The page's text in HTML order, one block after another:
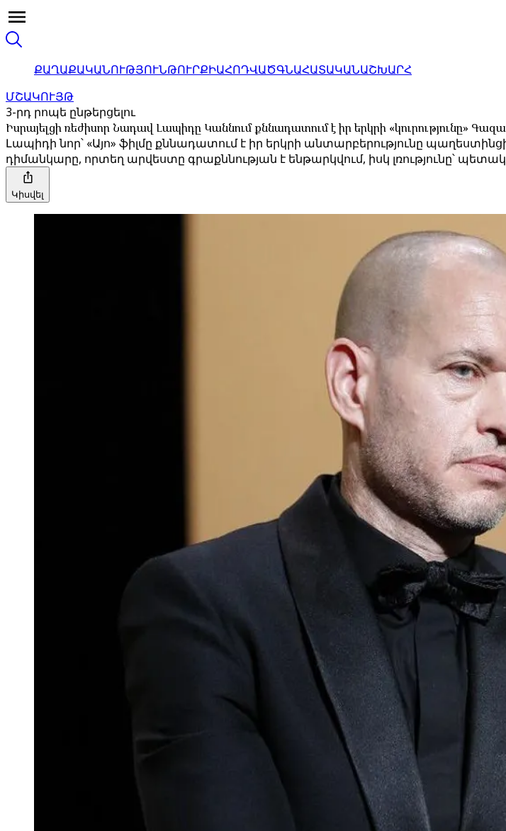
ՔԱՂԱՔԱԿԱՆՈՒԹՅՈՒՆԹՈՒՐՔԻԱՀՈԴՎԱԾԳՆԱՀԱՏԱԿԱՆԱՇԽԱՐՀ
ՄՇԱԿՈՒՅԹ
3-րդ րոպե ընթերցելու
Իսրայելցի ռեժիսոր Նադավ Լապիդը Կաննում քննադատում է իր երկրի «կուրությունը»
Լապիդի նոր՝ «Այո» ֆիլմը քննադատում է իր երկրի անտարբերությունը
դիմանկարը, որտեղ արվեստը գրաքննության է ենթարկվում, իսկ լռությունը՝
Կիսվել